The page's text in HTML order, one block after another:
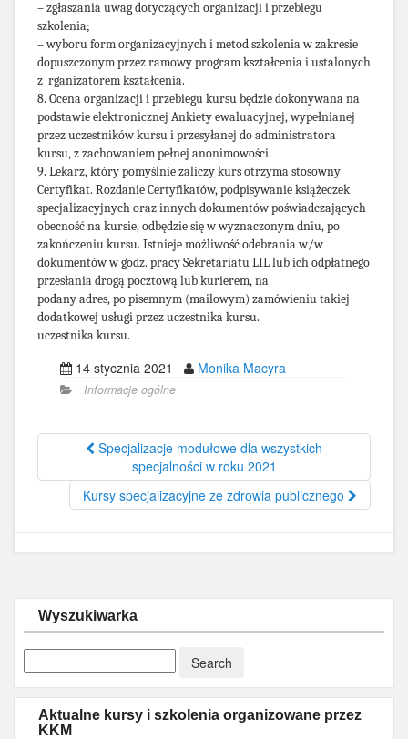
– zgłaszania uwag dotyczących organizacji i przebiegu
szkolenia;
– wyboru form organizacyjnych i metod szkolenia w zakresie
dopuszczonym przez ramowy program kształcenia i ustalonych
z rganizatorem kształcenia.
8. Ocena organizacji i przebiegu kursu będzie dokonywana na
podstawie elektronicznej Ankiety ewaluacyjnej, wypełnianej
przez uczestników kursu i przesyłanej do administratora
kursu, z zachowaniem pełnej anonimowości.
9. Lekarz, który pomyślnie zaliczy kurs otrzyma stosowny
Certyfikat. Rozdanie Certyfikatów, podpisywanie książeczek
specjalizacyjnych oraz innych dokumentów poświadczających
obecność na kursie, odbędzie się w wyznaczonym dniu, po
zakończeniu kursu. Istnieje możliwość odebrania w/w
dokumentów w godz. pracy Sekretariatu LIL lub ich odpłatnego
przesłania drogą pocztową lub kurierem, na
podany adres, po pisemnym (mailowym) zamówieniu takiej
dodatkowej usługi przez uczestnika kursu.
uczestnika kursu.
14 stycznia 2021 Monika Macyra
Informacje ogólne
Specjalizacje modułowe dla wszystkich
specjalności w roku 2021
Kursy specjalizacyjne ze zdrowia publicznego
Wyszukiwarka
Aktualne kursy i szkolenia organizowane przez
KKM